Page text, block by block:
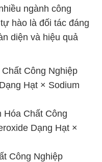
ngành công
hào là đối tác đáng
diện và hiệu quả
Công Nghiệp
Hạt × Sodium
Hóa Chất Công
Dạng Hạt ×
Công Nghiệp